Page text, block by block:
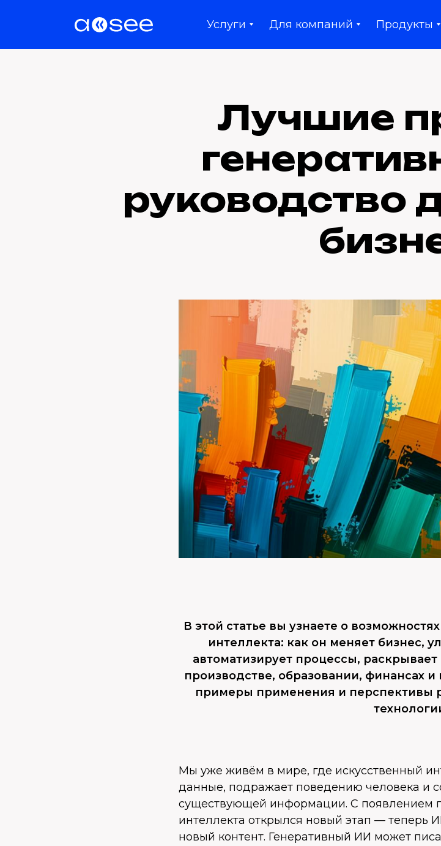
Для компаний
Услуги Продукты
Лучшие
руководство
В этой статье вы узнаете о
интеллекта: как он меняет бизнес,
автоматизирует процессы,
производстве, образовании, финансах
примеры применения и перспективы
Мы уже живём в мире, где искусственный
данные, подражает поведению человека и
существующей информации. С появлением
интеллекта открылся новый этап — теперь
новый контент. Генеративный ИИ может